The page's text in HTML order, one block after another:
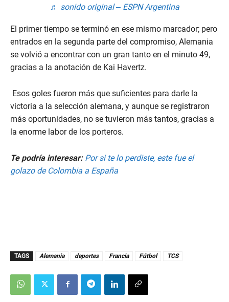
♬ sonido original – ESPN Argentina
El primer tiempo se terminó en ese mismo marcador; pero
entrados en la segunda parte del compromiso, Alemania
se volvió a encontrar con un gran tanto en el minuto 49,
gracias a la anotación de Kai Havertz.
Esos goles fueron más que suficientes para darle la
victoria a la selección alemana, y aunque se registraron
más oportunidades, no se tuvieron más tantos, gracias a
la enorme labor de los porteros.
Te podría interesar: Por si te lo perdiste, este fue el
golazo de Colombia a España
TAGS Alemania deportes Francia Fútbol TCS